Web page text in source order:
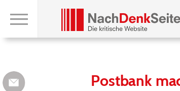
Postbank